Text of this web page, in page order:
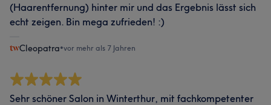
(Haarentfernung) hinter mir und das Ergebnis lässt sich
echt zeigen. Bin mega zufrieden! :)
Cleopatra•vor mehr als 7 Jahren
Sehr schöner Salon in Winterthur, mit fachkompetenter